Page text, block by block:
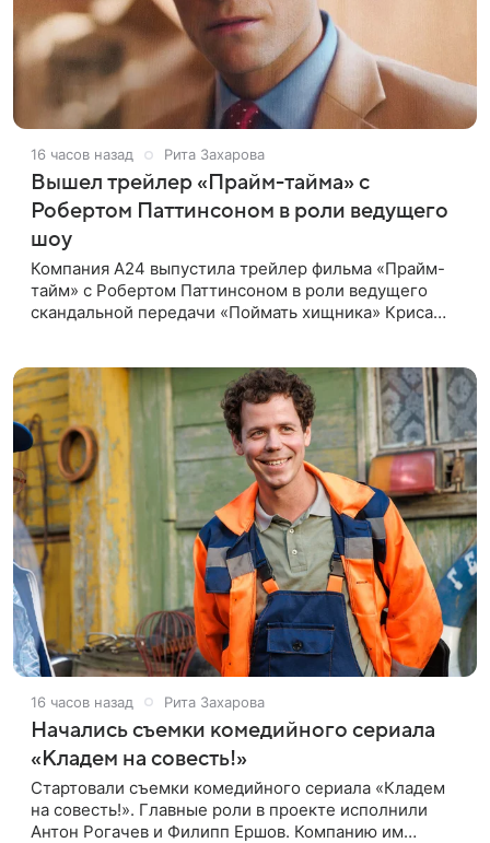
16 часов назад Рита Захарова
Вышел трейлер «Прайм-тайма» с
Робертом Паттинсоном в роли ведущего
шоу
Компания A24 выпустила трейлер фильма «Прайм-
тайм» с Робертом Паттинсоном в роли ведущего
скандальной передачи «Поймать хищника» Криса
16 часов назад Рита Захарова
Начались съемки комедийного сериала
«Кладем на совесть!»
Стартовали съемки комедийного сериала «Кладем
на совесть!». Главные роли в проекте исполнили
Антон Рогачев и Филипп Ершов. Компанию им